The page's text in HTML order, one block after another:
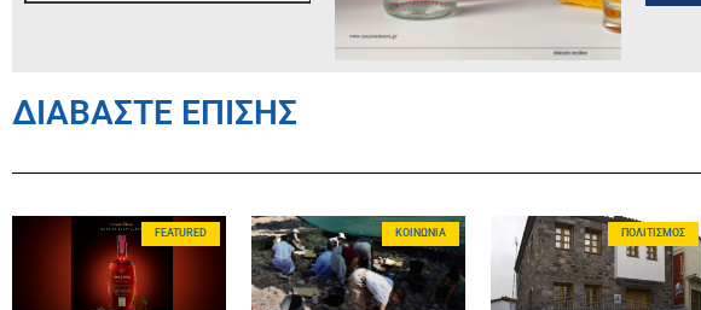
ΔΙΑΒΑΣΤΕ ΕΠΙΣΗΣ
FEATURED ΚΟΙΝΩΝΊΑ ΠΟΛΙΤΙΣΜΌΣ